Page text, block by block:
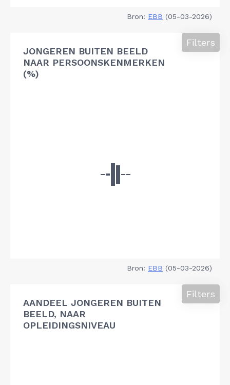
Bron: EBB (05-03-2026)
JONGEREN BUITEN BEELD
NAAR PERSOONSKENMERKEN
(%)
Filters
Bron: EBB (05-03-2026)
AANDEEL JONGEREN BUITEN
BEELD, NAAR
OPLEIDINGSNIVEAU
Filters